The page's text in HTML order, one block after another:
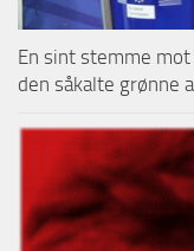
En sint stemme
den såkalte grønne